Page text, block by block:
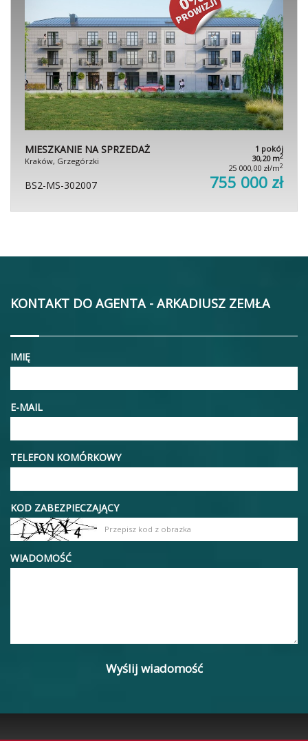
MIESZKANIE NA SPRZEDAŻ
Kraków, Grzegórzki
1 pokój
30,20 m2
25 000,00 zł/m2
BS2-MS-302007 755 000 zł
KONTAKT DO AGENTA - ARKADIUSZ ZEMŁA
IMIĘ
E-MAIL
TELEFON KOMÓRKOWY
KOD ZABEZPIECZAJĄCY
WIADOMOŚĆ